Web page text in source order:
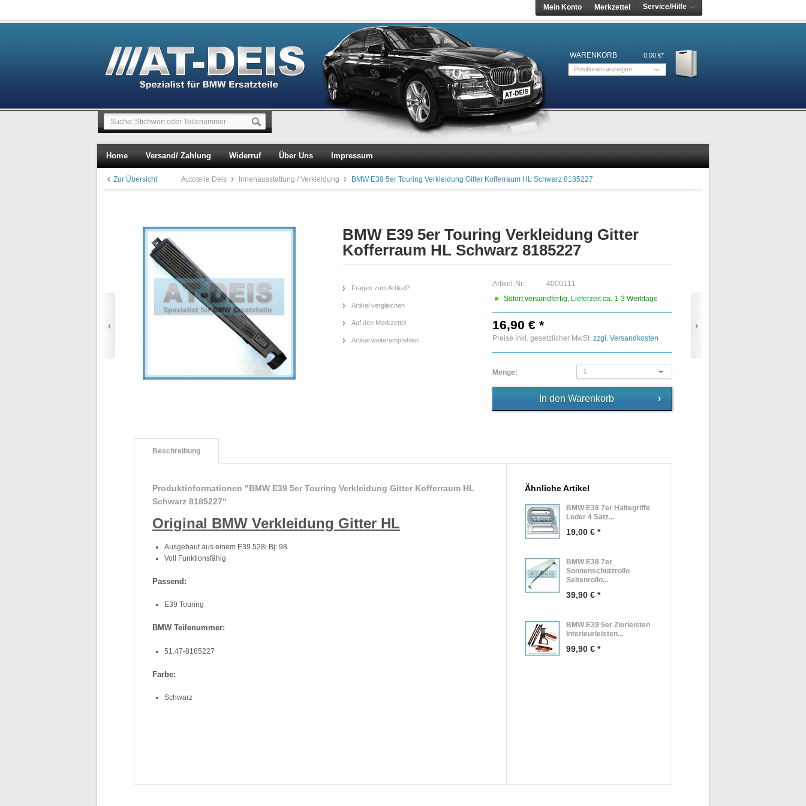
Mein Konto Merkzettel Service/Hilfe
WARENKORB
0,00 €*
Positionen anzeigen
Home Versand/ Zahlung Widerruf Über Uns Impressum
Zur Übersicht Autoteile Deis Innenausstattung / Verkleidung BMW E39 5er Touring Verkleidung Gitter Kofferraum HL Schwarz 8185227
BMW E39 5er Touring Verkleidung Gitter
Kofferraum HL Schwarz 8185227
Fragen zum Artikel?
Artikel vergleichen
Auf den Merkzettel
Artikel weiterempfehlen
Artikel-Nr.:
4000111
Sofort versandfertig, Lieferzeit ca. 1-3 Werktage
16,90 € *
Preise inkl. gesetzlicher MwSt. zzgl. Versandkosten
Menge: 1
Beschreibung
Produktinformationen "BMW E39 5er Touring Verkleidung Gitter Kofferraum HL
Schwarz 8185227"
Original BMW Verkleidung Gitter HL
Ausgebaut aus einem E39 528i Bj: 98
Voll Funktionsfähig
Passend:
E39 Touring
BMW Teilenummer:
51.47-8185227
Farbe:
Schwarz
Ähnliche Artikel
BMW E38 7er Haltegriffe
Leder 4 Satz...
19,00 € *
BMW E38 7er
Sonnenschutzrollo
Seitenrollo...
39,90 € *
BMW E39 5er Zierleisten
Interieurleisten...
99,90 € *